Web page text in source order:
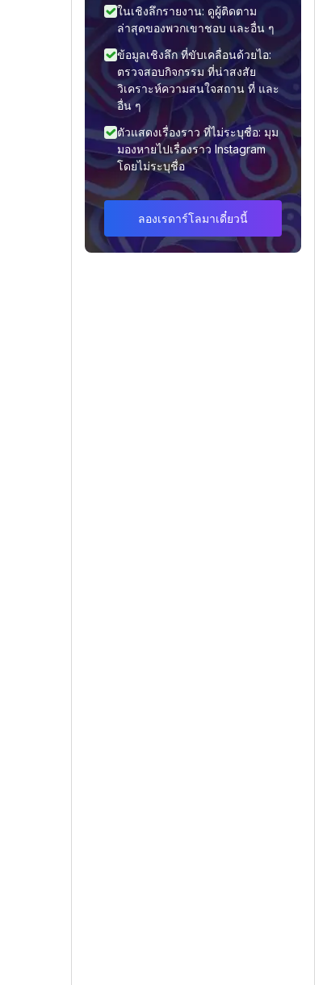
ในเชิงลึกรายงาน: ดูผู้ติดตาม
ล่าสุดของพวกเขาชอบ และอื่น ๆ
ข้อมูลเชิงลึก ที่ขับเคลื่อนด้วยไอ:
ตรวจสอบกิจกรรม ที่น่าสงสัย
วิเคราะห์ความสนใจสถาน ที่ และ
อื่น ๆ
ตัวแสดงเรื่องราว ที่ไม่ระบุชื่อ: มุม
มองหายไปเรื่องราว Instagram
โดยไม่ระบุชื่อ
ลองเรดาร์โลมาเดี๋ยวนี้